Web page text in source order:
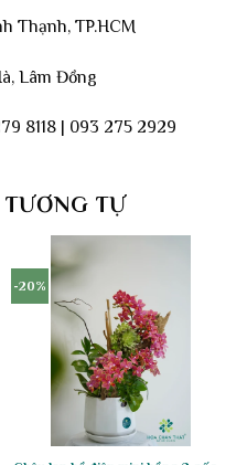
Thạnh, TP.HCM
Lâm Đồng
8118 | 093 275 2929
TỰ
-20%